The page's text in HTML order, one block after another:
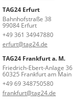
TAG24 Erfurt
Bahnhofstraße 38
99084 Erfurt
+49 361 34947880
erfurt@tag24.de
TAG24 Frankfurt a. M.
Friedrich-Ebert-Anlage 36
60325 Frankfurt am Main
+49 69 348750580
frankfurt@tag24.de